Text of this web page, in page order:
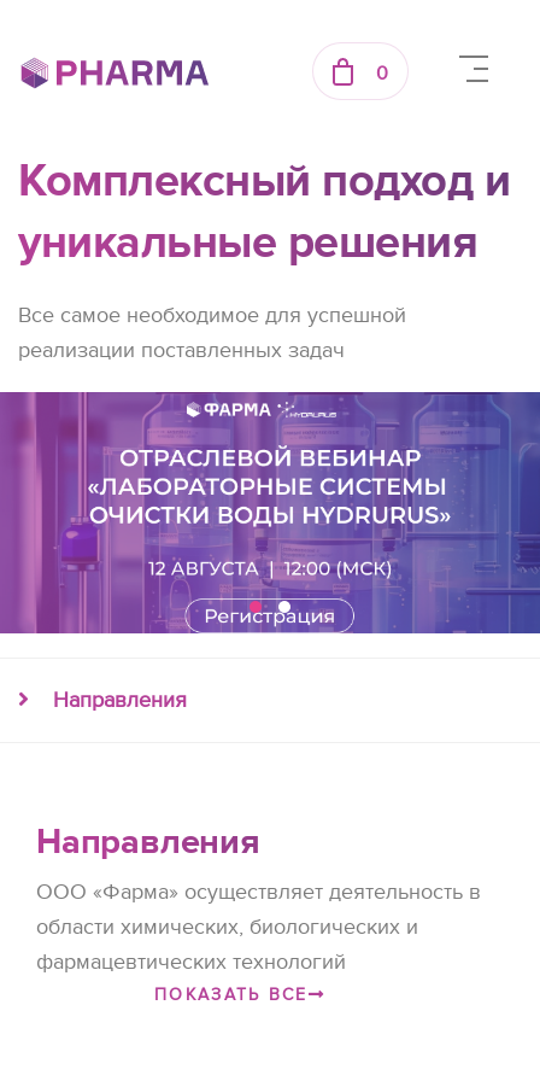
0
Комплексный подход и
уникальные решения
Все самое необходимое для успешной
реализации поставленных задач
Направления
Направления
ООО «Фарма» осуществляет деятельность в
области химических, биологических и
фармацевтических технологий
ПОКАЗАТЬ ВСЕ